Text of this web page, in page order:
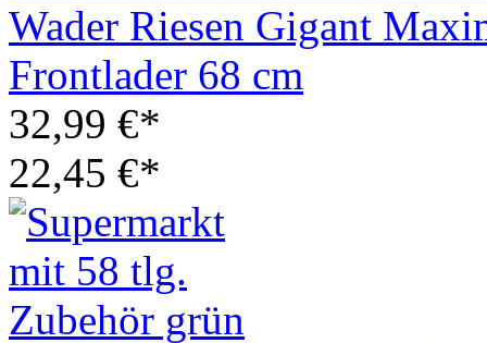
Wader Riesen Gigant
Frontlader 68 cm
32,99 €*
22,45 €*